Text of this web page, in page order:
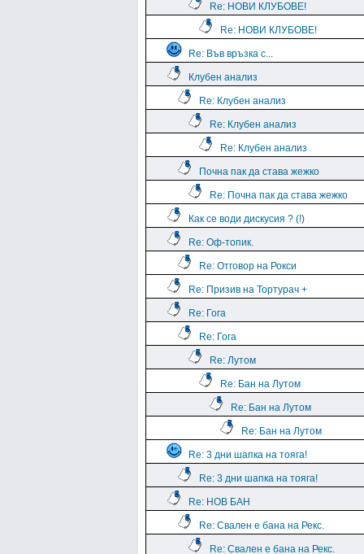
Re: НОВИ КЛУБОВЕ!
Re: НОВИ КЛУБОВЕ!
Re: Във връзка с...
Клубен анализ
Re: Клубен анализ
Re: Клубен анализ
Re: Клубен анализ
Почна пак да става жежко
Re: Почна пак да става жежко
Как се води дискусия ? (!)
Re: Оф-топик.
Re: Отговор на Рокси
Re: Призив на Тортурач +
Re: Гога
Re: Гога
Re: Лутом
Re: Бан на Лутом
Re: Бан на Лутом
Re: Бан на Лутом
Re: 3 дни шапка на тояга!
Re: 3 дни шапка на тояга!
Re: НОВ БАН
Re: Свален е бана на Рекс.
Re: Свален е бана на Рекс.